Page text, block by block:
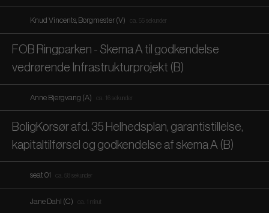
Knud Vincents, Borgmester (V) ca. 55 sekunder
FOB Ringparken - Skema A til godkendelse
vedrørende Infrastrukturprojekt (B)
Anne Bjergvang (A) ca. 16 sekunder
BoligKorsør afd. 35 Helhedsplan, garantistillelse,
kapitaltilførsel og godkendelse af skema A (B)
seat 01 ca. 58 sekunder
Jane Dahl (C) ca. 1 minut